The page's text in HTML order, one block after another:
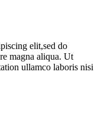
elit,sed do
magna aliqua. Ut
ullamco laboris nisi